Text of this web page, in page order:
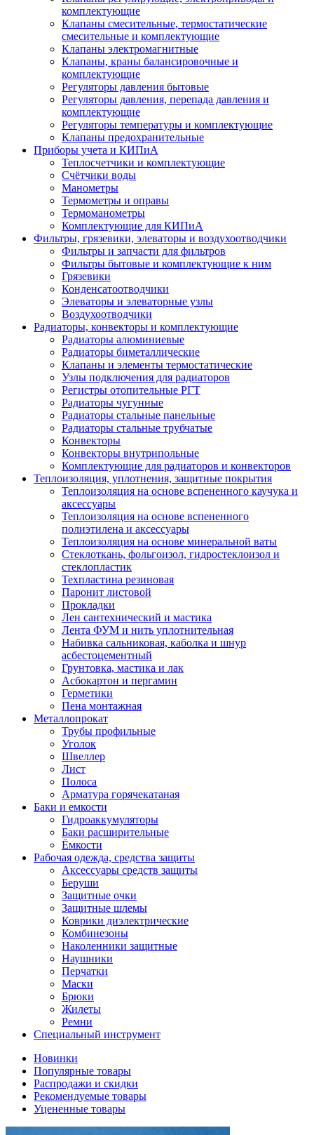
комплектующие
Клапаны смесительные, термостатические
смесительные и комплектующие
Клапаны электромагнитные
Клапаны, краны балансировочные и
комплектующие
Регуляторы давления бытовые
Регуляторы давления, перепада давления и
комплектующие
Регуляторы температуры и комплектующие
Клапаны предохранительные
Приборы учета и КИПиА
Теплосчетчики и комплектующие
Счётчики воды
Манометры
Термометры и оправы
Термоманометры
Комплектующие для КИПиА
Фильтры, грязевики, элеваторы и воздухоотводчики
Фильтры и запчасти для фильтров
Фильтры бытовые и комплектующие к ним
Грязевики
Конденсатоотводчики
Элеваторы и элеваторные узлы
Воздухоотводчики
Радиаторы, конвекторы и комплектующие
Радиаторы алюминиевые
Радиаторы биметаллические
Клапаны и элементы термостатические
Узлы подключения для радиаторов
Регистры отопительные РГТ
Радиаторы чугунные
Радиаторы стальные панельные
Радиаторы стальные трубчатые
Конвекторы
Конвекторы внутрипольные
Комплектующие для радиаторов и конвекторов
Теплоизоляция, уплотнения, защитные покрытия
Теплоизоляция на основе вспененного каучука и
аксессуары
Теплоизоляция на основе вспененного
полиэтилена и аксессуары
Теплоизоляция на основе минеральной ваты
Стеклоткань, фольгоизол, гидростеклоизол и
стеклопластик
Техпластина резиновая
Паронит листовой
Прокладки
Лен сантехнический и мастика
Лента ФУМ и нить уплотнительная
Набивка сальниковая, каболка и шнур
асбестоцементный
Грунтовка, мастика и лак
Асбокартон и пергамин
Герметики
Пена монтажная
Металлопрокат
Трубы профильные
Уголок
Швеллер
Лист
Полоса
Арматура горячекатаная
Баки и емкости
Гидроаккумуляторы
Баки расширительные
Ёмкости
Рабочая одежда, средства защиты
Аксессуары средств защиты
Беруши
Защитные очки
Защитные шлемы
Коврики диэлектрические
Комбинезоны
Наколенники защитные
Наушники
Перчатки
Маски
Брюки
Жилеты
Ремни
Специальный инструмент
Новинки
Популярные товары
Распродажи и скидки
Рекомендуемые товары
Уцененные товары